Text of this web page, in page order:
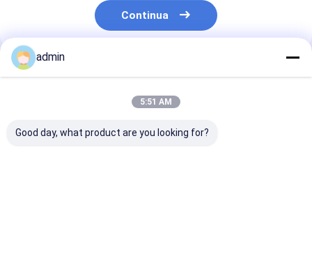
Continua
Prodotti Raccomandati
admin
5:51 AM
Good day, what product are you looking for?